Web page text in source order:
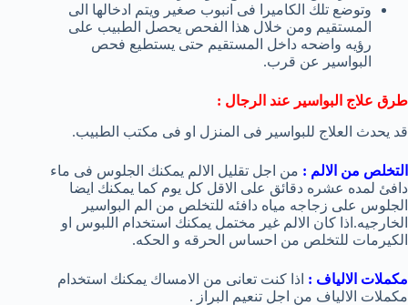
وتوضع تلك الكاميرا فى انبوب صغير ويتم ادخالها الى
المستقيم ومن خلال هذا الفحص يحصل الطبيب على
رؤيه واضحه داخل المستقيم حتى يستطيع فحص
البواسير عن قرب.
طرق علاج البواسير عند الرجال :
قد يحدث العلاج للبواسير فى المنزل او فى مكتب الطبيب.
التخلص من الالم : من اجل تقليل الالم يمكنك الجلوس فى ماء
دافئ لمده عشره دقائق على الاقل كل يوم كما يمكنك ايضا
الجلوس على زجاجه مياه دافئه للتخلص من الم البواسير
الخارجيه.اذا كان الالم غير مختمل يمكنك استخدام اللبوس او
الكيرمات للتخلص من احساس الحرقه و الحكه.
مكملات الالياف : اذا كنت تعانى من الامساك يمكنك استخدام
مكملات الالياف من اجل تنعيم البراز .